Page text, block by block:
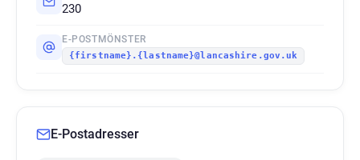
230
E-POSTMÖNSTER
{firstname}.{lastname}@lancashire.gov.uk
E-Postadresser